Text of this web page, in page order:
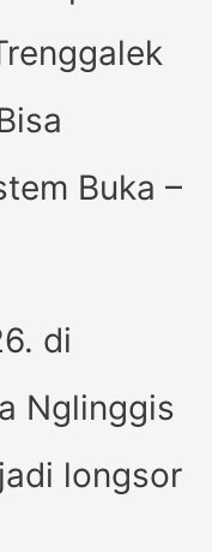
Buka –
di
Nglinggis
longsor